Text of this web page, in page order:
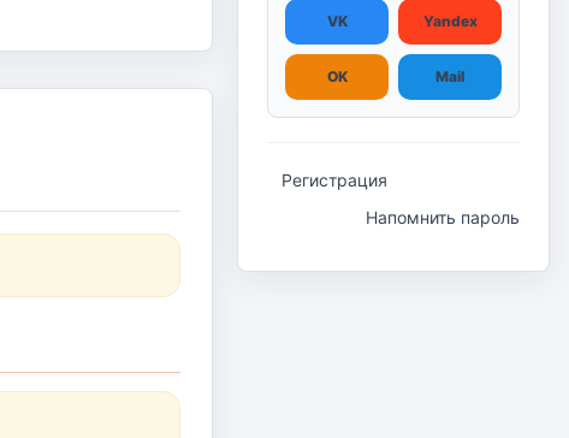
VK Yandex
OK Mail
Регистрация
Напомнить пароль